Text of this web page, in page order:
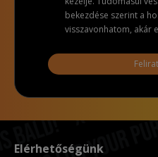
bekezdése szerint a
visszavonhatom, akár
Elérhetőségünk